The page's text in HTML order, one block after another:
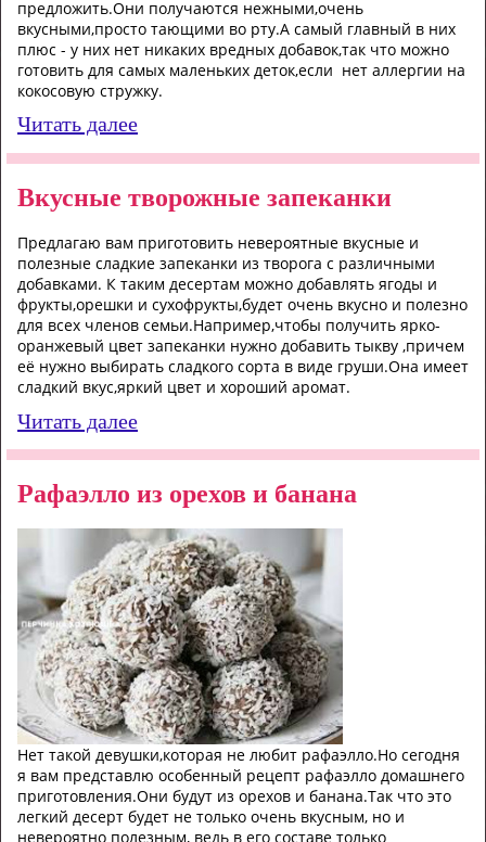
предложить.Они получаются нежными,очень
вкусными,просто тающими во рту.А самый главный в них
плюс - у них нет никаких вредных добавок,так что можно
готовить для самых маленьких деток,если нет аллергии на
кокосовую стружку.
Читать далее
Вкусные творожные запеканки
Предлагаю вам приготовить невероятные вкусные и
полезные сладкие запеканки из творога с различными
добавками. К таким десертам можно добавлять ягоды и
фрукты,орешки и сухофрукты,будет очень вкусно и полезно
для всех членов семьи.Например,чтобы получить ярко-
оранжевый цвет запеканки нужно добавить тыкву ,причем
её нужно выбирать сладкого сорта в виде груши.Она имеет
сладкий вкус,яркий цвет и хороший аромат.
Читать далее
Рафаэлло из орехов и банана
Нет такой девушки,которая не любит рафаэлло.Но сегодня
я вам представлю особенный рецепт рафаэлло домашнего
приготовления.Они будут из орехов и банана.Так что это
легкий десерт будет не только очень вкусным, но и
невероятно полезным, ведь в его составе только